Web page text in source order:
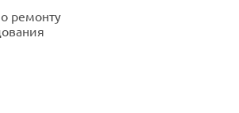
ремонту